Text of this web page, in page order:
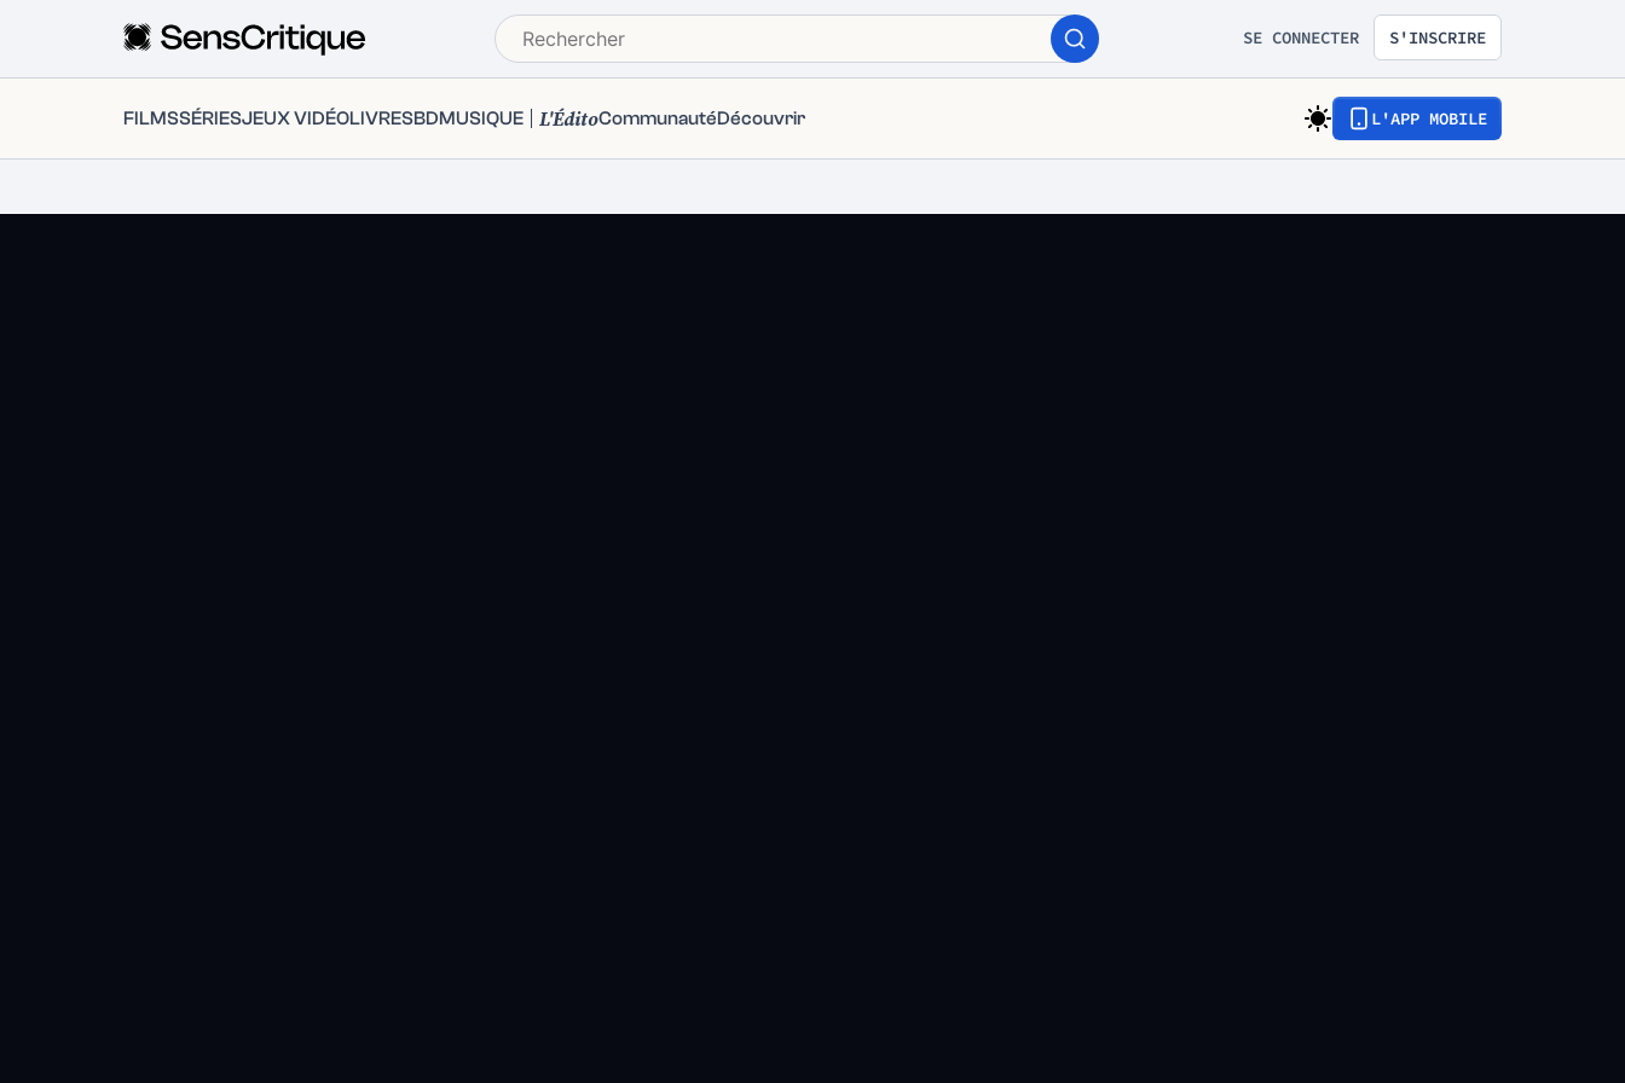
SE CONNECTER S'INSCRIRE
FILMSSÉRIESJEUX VIDÉOLIVRESBDMUSIQUE L'ÉditoCommunautéDécouvrir L'APP MOBILE